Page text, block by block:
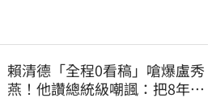
賴清德「全程0看稿」嗆爆盧秀
燕！他讚總統級嘲諷：把8年總